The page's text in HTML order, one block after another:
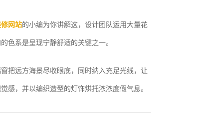
网站的小编为你讲解这，设计团队运用大量花
色系是呈现宁静舒适的关键之一。
把远方海景尽收眼底，同时纳入充足光线，让
感，并以编织造型的灯饰烘托浓浓度假气息。